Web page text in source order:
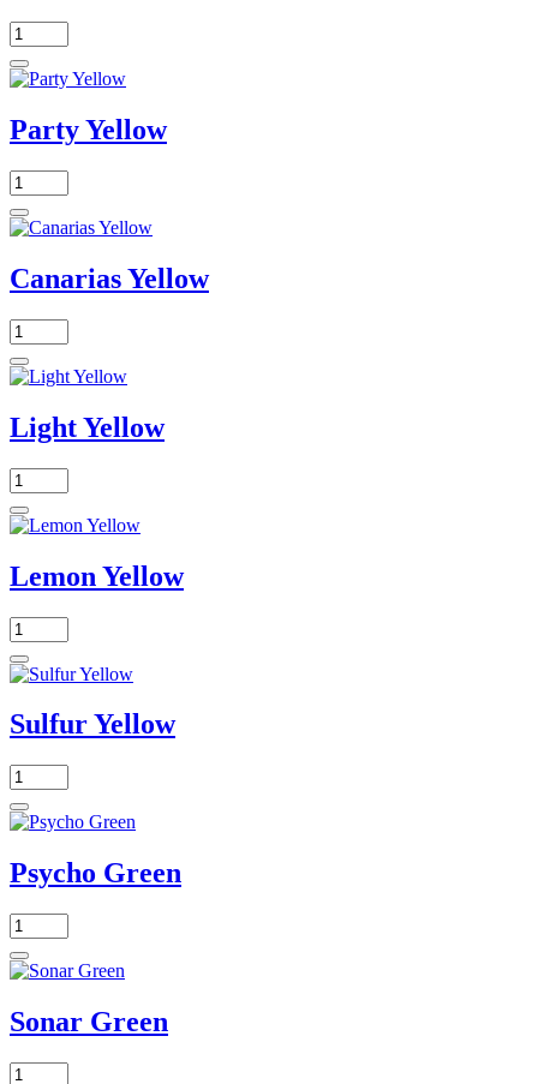
Party Yellow
Canarias Yellow
Light Yellow
Lemon Yellow
Sulfur Yellow
Psycho Green
Sonar Green